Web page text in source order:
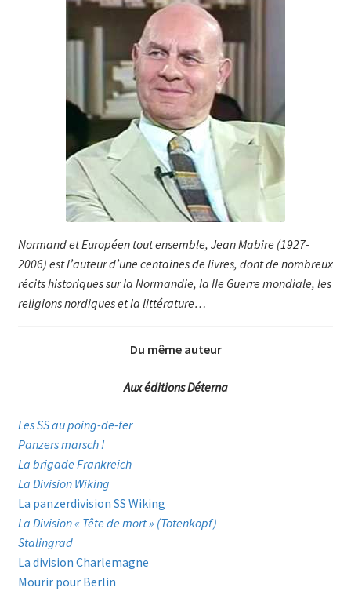
Normand et Européen tout ensem­ble, Jean Mabire (1927-
2006) est l’auteur d’une centaines de livres, dont de nombreux
récits historiques sur la Nor­mandie, la IIe Guerre mondiale, les
re­ligions nordi­ques et la littérature…
Du même auteur
Aux éditions Déterna
Les SS au poing-de-fer
Panzers marsch !
La brigade Frankreich
La Division Wiking
La panzerdivision SS Wiking
La Division « Tête de mort » (Totenkopf)
Stalingrad
La division Charlemagne
Mourir pour Berlin